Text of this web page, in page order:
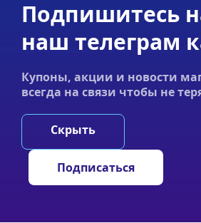
Акции Оплата Статьи
НООТРОПЫ
Подпишитесь
наш телеграм
Купоны, акции и новости
всегда на связи чтобы не
Скрыть
Подписаться